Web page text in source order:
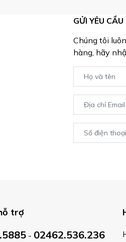
GỬI YÊU
Chúng tôi
hàng, hãy
trợ
- 02462.536.236